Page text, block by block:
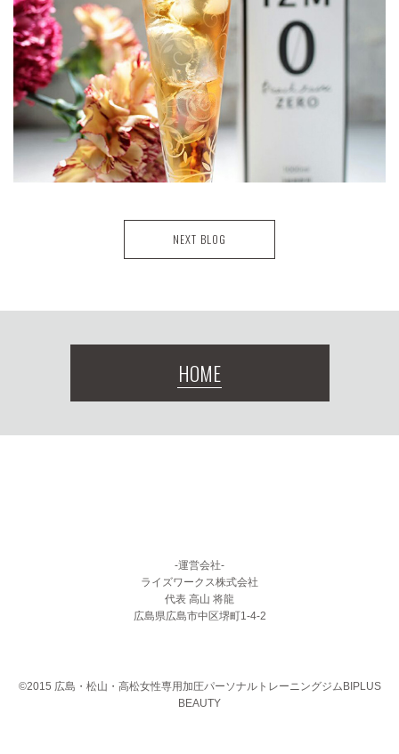
NEXT BLOG
HOME
-運営会社-
ライズワークス株式会社
代表 高山 将龍
広島県広島市中区堺町1-4-2
©2015 広島・松山・高松女性専用加圧パーソナルトレーニングジムBIPLUS
BEAUTY